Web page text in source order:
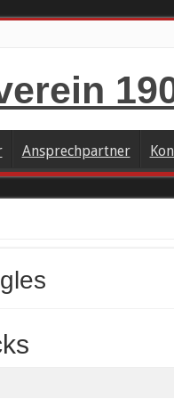
Ansprechpartner